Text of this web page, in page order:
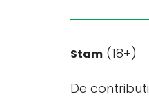
Stam (18+)
De